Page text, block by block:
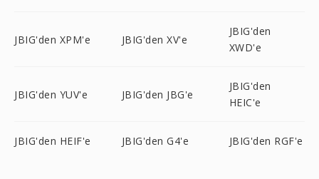
JBIG'den XPM'e JBIG'den XV'e
JBIG'den
XWD'e
JBIG'den YUV'e JBIG'den JBG'e
JBIG'den
HEIC'e
JBIG'den HEIF'e JBIG'den G4'e JBIG'den RGF'e